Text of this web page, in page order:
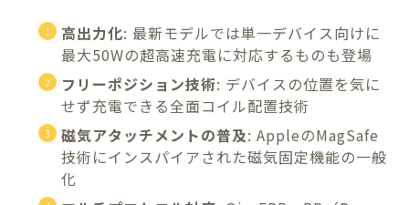
高出力化: 最新モデルでは単一デバイス向けに
最大50Wの超高速充電に対応するものも登場
フリーポジション技術: デバイスの位置を気に
せず充電できる全面コイル配置技術
磁気アタッチメントの普及: AppleのMagSafe
技術にインスパイアされた磁気固定機能の一般
化